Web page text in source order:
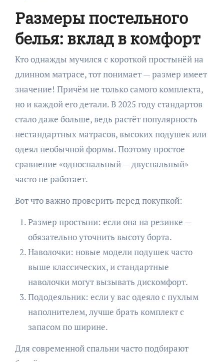
Размеры постельного
белья: вклад в комфорт
Кто однажды мучился с короткой простынёй на
длинном матрасе, тот понимает — размер имеет
значение! Причём не только самого комплекта,
но и каждой его детали. В 2025 году стандартов
стало даже больше, ведь растёт популярность
нестандартных матрасов, высоких подушек или
одеял необычной формы. Поэтому простое
сравнение «односпальный — двуспальный»
часто не работает.
Вот что важно проверить перед покупкой:
Размер простыни: если она на резинке —
обязательно уточнить высоту борта.
Наволочки: новые модели подушек часто
выше классических, и стандартные
наволочки могут вызывать дискомфорт.
Пододеяльник: если у вас одеяло с пухлым
наполнителем, лучше брать комплект с
запасом по ширине.
Для современной спальни часто подбирают